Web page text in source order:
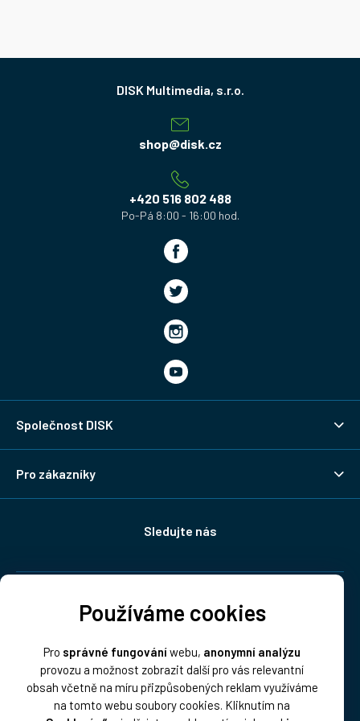
Používáme cookies
Pro správné fungováníwebu, anonymní analýzu
provozu a možnost zobrazit další pro vás relevantní
obsah včetně na míru přizpůsobených reklam využíváme
na tomto webu soubory cookies. Kliknutím na
shop@disk.cz
+420 516 802 488
Společnost DISK
Pro zákazníky
Sledujte nás